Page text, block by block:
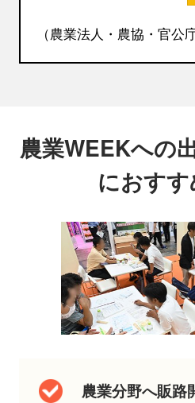
（農業法人・農協・官公
農業WEEKへの
におす
農業分野へ販路